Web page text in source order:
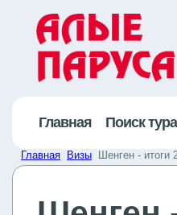
Главная Поиск тура
Главная Визы Шенген - итоги